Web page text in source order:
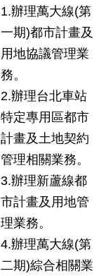
1.辦理萬大線(第
一期)都市計畫及
用地協議管理業
務。
2.辦理台北車站
特定專用區都市
計畫及土地契約
管理相關業務。
3.辦理新蘆線都
市計畫及用地管
理業務。
4.辦理萬大線(第
二期)綜合相關業